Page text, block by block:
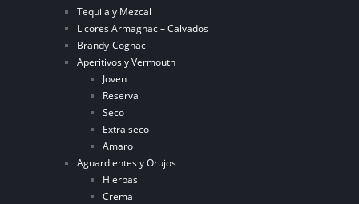
Tequila y Mezcal
Licores Armagnac – Calvados
Brandy-Cognac
Aperitivos y Vermouth
Joven
Reserva
Seco
Extra seco
Amaro
Aguardientes y Orujos
Hierbas
Crema